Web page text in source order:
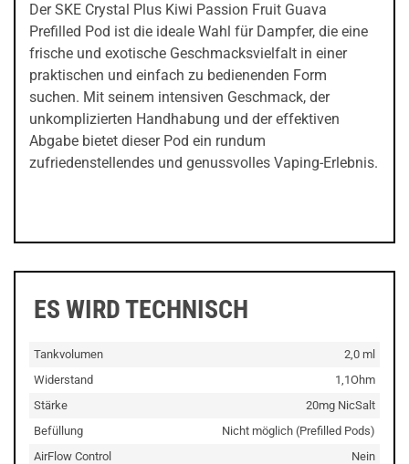
Der SKE Crystal Plus Kiwi Passion Fruit Guava
Prefilled Pod ist die ideale Wahl für Dampfer, die eine
frische und exotische Geschmacksvielfalt in einer
praktischen und einfach zu bedienenden Form
suchen. Mit seinem intensiven Geschmack, der
unkomplizierten Handhabung und der effektiven
Abgabe bietet dieser Pod ein rundum
zufriedenstellendes und genussvolles Vaping-Erlebnis.
ES WIRD TECHNISCH
Tankvolumen
2,0 ml
Widerstand
1,1Ohm
Stärke
20mg NicSalt
Befüllung
Nicht möglich (Prefilled Pods)
AirFlow Control
Nein